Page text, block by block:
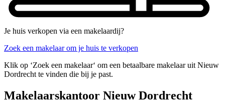
Je huis verkopen via een makelaardij?
Zoek een makelaar om je huis te verkopen
Klik op ‘Zoek een makelaar‘ om een betaalbare makelaar uit Nieuw
Dordrecht te vinden die bij je past.
Makelaarskantoor Nieuw Dordrecht